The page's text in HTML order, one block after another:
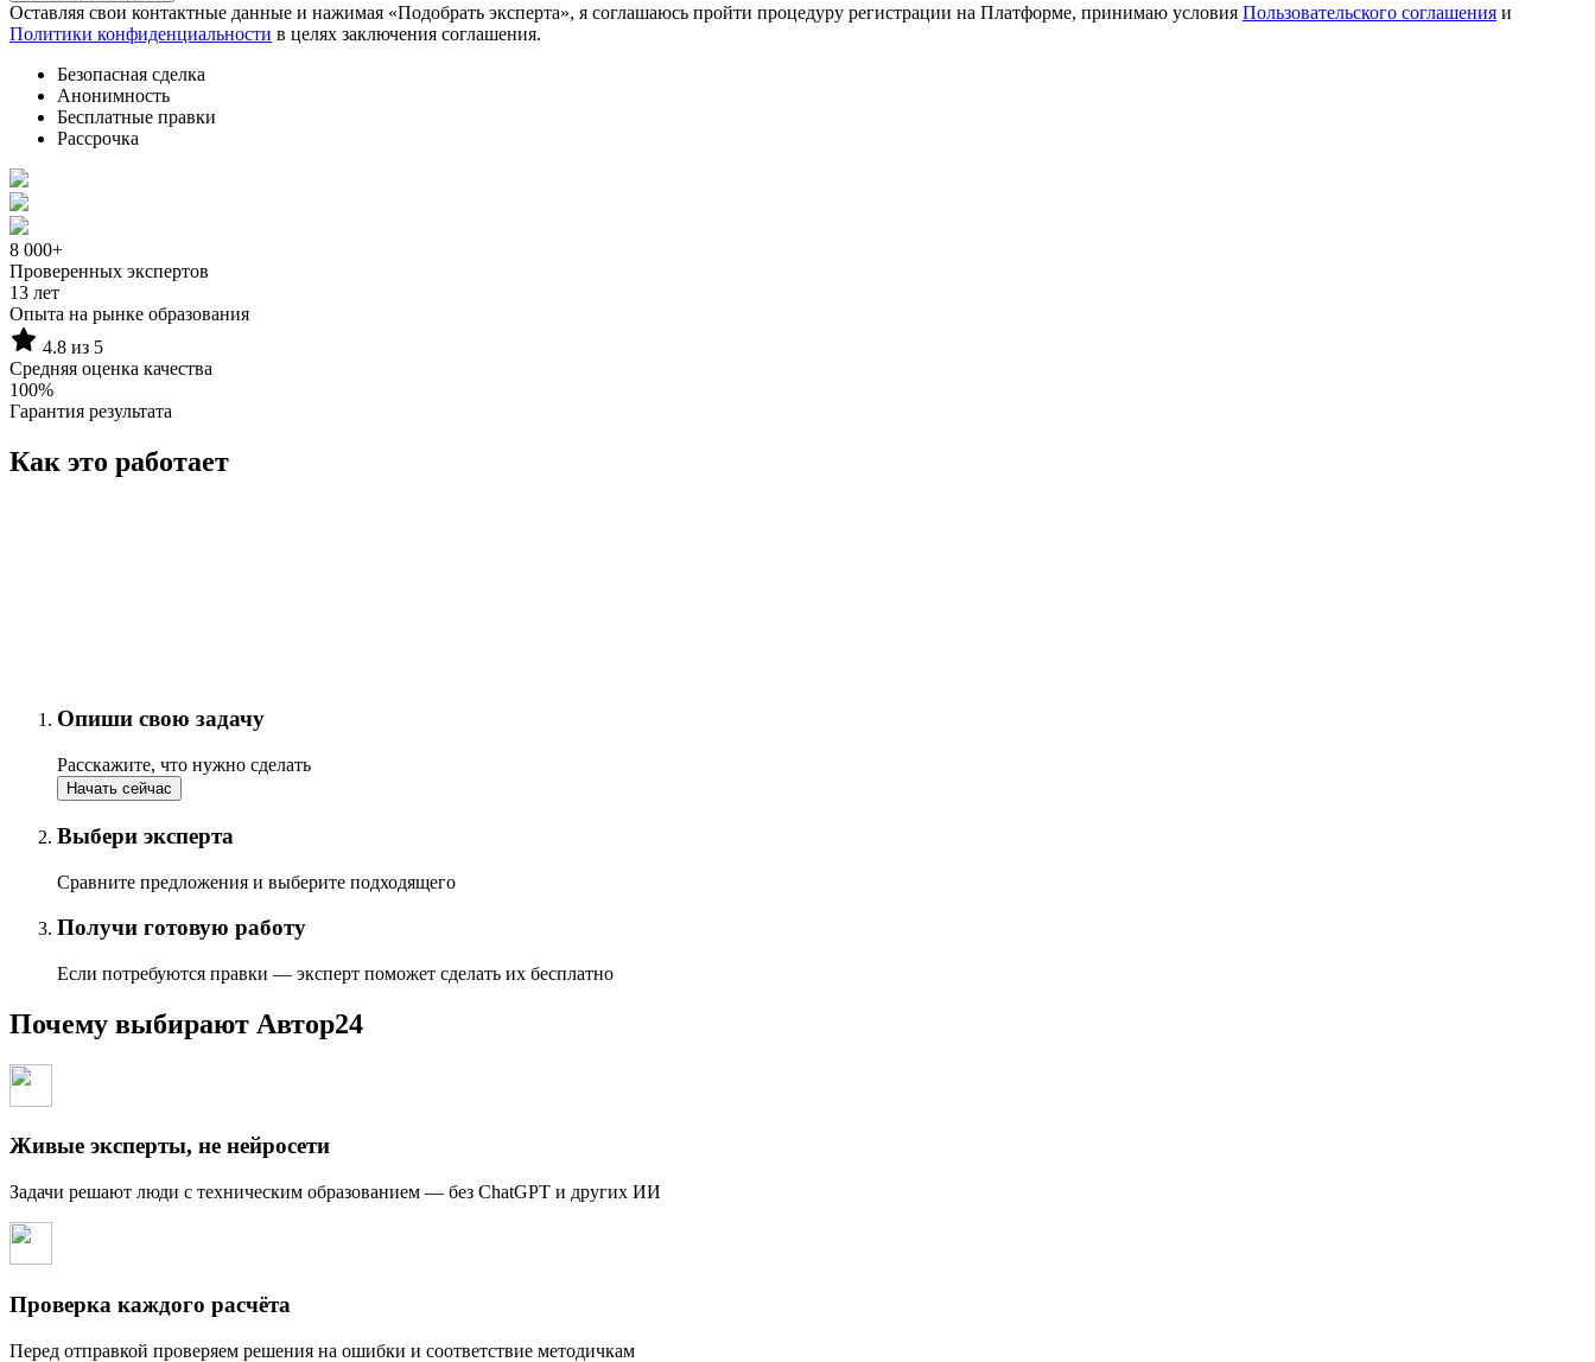
Оставляя свои контактные данные и нажимая «Подобрать эксперта», я соглашаюсь пройти процедуру регистрации на Платформе, принимаю условия Пользовательского соглашения и
Политики конфиденциальности в целях заключения соглашения.
Безопасная сделка
Анонимность
Бесплатные правки
Рассрочка
8 000+
Проверенных экспертов
13 лет
Опыта на рынке образования
4.8 из 5
Средняя оценка качества
100%
Гарантия результата
Как это работает
Опиши свою задачу
Расскажите, что нужно сделать
Начать сейчас
Выбери эксперта
Сравните предложения и выберите подходящего
Получи готовую работу
Если потребуются правки — эксперт поможет сделать их бесплатно
Почему выбирают Автор24
Живые эксперты, не нейросети
Задачи решают люди с техническим образованием — без ChatGPT и других ИИ
Проверка каждого расчёта
Перед отправкой проверяем решения на ошибки и соответствие методичкам